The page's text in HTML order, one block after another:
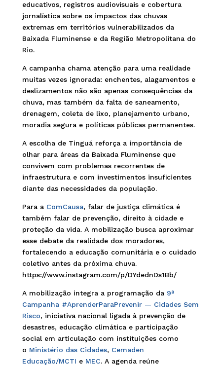
educativos, registros audiovisuais e cobertura
jornalística sobre os impactos das chuvas
extremas em territórios vulnerabilizados da
Baixada Fluminense e da Região Metropolitana do
Rio.
A campanha chama atenção para uma realidade
muitas vezes ignorada: enchentes, alagamentos e
deslizamentos não são apenas consequências da
chuva, mas também da falta de saneamento,
drenagem, coleta de lixo, planejamento urbano,
moradia segura e políticas públicas permanentes.
A escolha de Tinguá reforça a importância de
olhar para áreas da Baixada Fluminense que
convivem com problemas recorrentes de
infraestrutura e com investimentos insuficientes
diante das necessidades da população.
Para a ComCausa, falar de justiça climática é
também falar de prevenção, direito à cidade e
proteção da vida. A mobilização busca aproximar
esse debate da realidade dos moradores,
fortalecendo a educação comunitária e o cuidado
coletivo antes da próxima chuva.
https://www.instagram.com/p/DYdednDs1Bb/
A mobilização integra a programação da 9ª
Campanha #AprenderParaPrevenir — Cidades Sem
Risco, iniciativa nacional ligada à prevenção de
desastres, educação climática e participação
social em articulação com instituições como
o Ministério das Cidades, Cemaden
Educação/MCTI e MEC. A agenda reúne